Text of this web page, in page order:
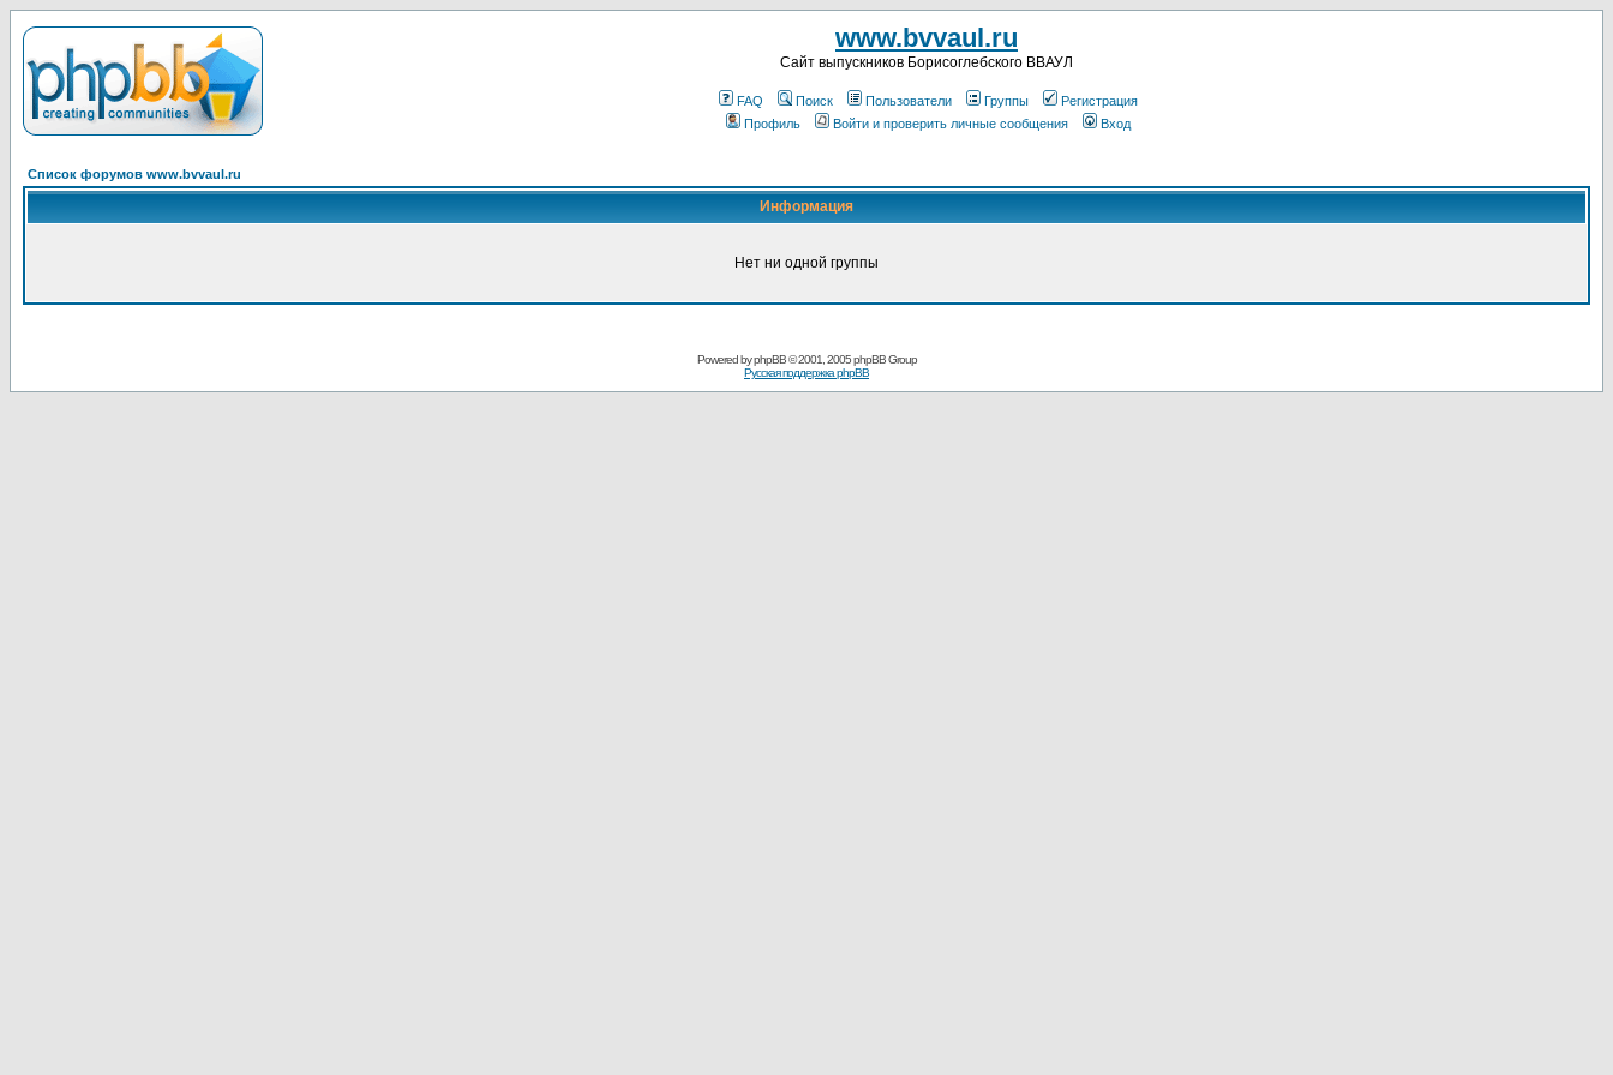
www.bvvaul.ru
Cайт выпускников Борисоглебского ВВАУЛ
FAQ Поиск Пользователи Группы
Регистрация
Профиль
Войти и проверить личные сообщения Вход
Список форумов www.bvvaul.ru
Информация
Нет ни одной группы
Powered byphpBB© 2001, 2005 phpBB Group
Русская поддержка phpBB